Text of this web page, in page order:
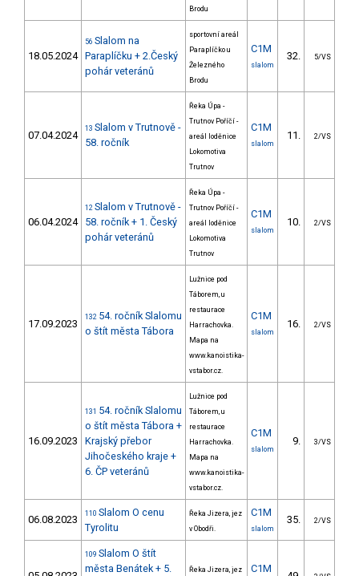
Brodu
18.05.2024
56 Slalom na
Paraplíčku + 2.Český
pohár veteránů
sportovní areál
Paraplíčko u
Železného
Brodu
C1M
slalom
32. 5/VS
07.04.2024
13 Slalom v Trutnově -
58. ročník
Řeka Úpa -
Trutnov Poříčí -
areál loděnice
Lokomotiva
Trutnov
C1M
slalom
11. 2/VS
06.04.2024
12 Slalom v Trutnově -
58. ročník + 1. Český
pohár veteránů
Řeka Úpa -
Trutnov Poříčí -
areál loděnice
Lokomotiva
Trutnov
C1M
slalom
10. 2/VS
17.09.2023
132 54. ročník Slalomu
o štít města Tábora
Lužnice pod
Táborem, u
restaurace
Harrachovka.
Mapa na
www.kanoistika-
vstabor.cz.
C1M
slalom
16. 2/VS
16.09.2023
131 54. ročník Slalomu
o štít města Tábora +
Krajský přebor
Jihočeského kraje +
6. ČP veteránů
Lužnice pod
Táborem, u
restaurace
Harrachovka.
Mapa na
www.kanoistika-
vstabor.cz.
C1M
slalom
9. 3/VS
06.08.2023 110 Slalom O cenu
Tyrolitu
Řeka Jizera, jez
v Obodři.
C1M
slalom
35. 2/VS
109 Slalom O štít
města Benátek + 5.
Řeka Jizera, jez
C1M